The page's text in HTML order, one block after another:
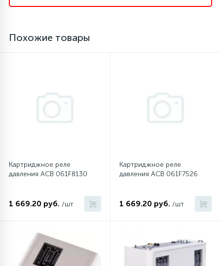
Ручки люка
77
Сливные фильтры
45
Похожие товары
Картриджное реле
давления ACB 061F8130
1 669.20 руб. /шт
Картриджное реле
давления ACB 061F7526
1 669.20 руб. /шт